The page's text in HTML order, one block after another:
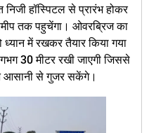
हॉस्पिटल से प्रारंभ होकर
तक पहुचेंगा। ओवरब्रिज का
ध्यान में रखकर तैयार किया गया
30 मीटर रखी जाएगी जिससे
आसानी से गुजर सकेंगे।